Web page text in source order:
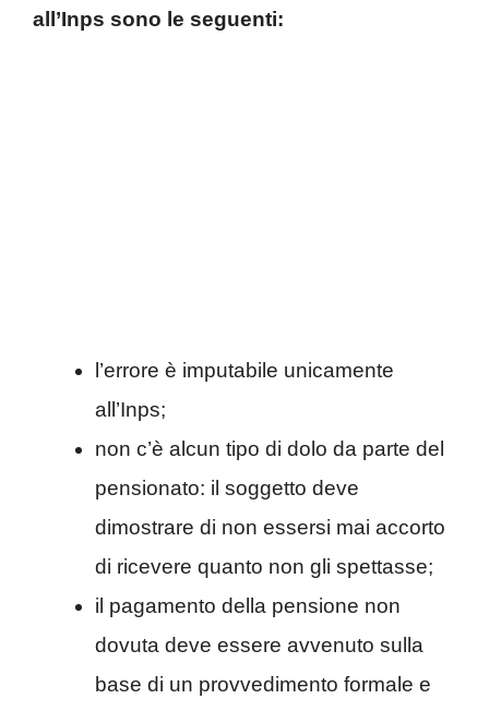
all’Inps sono le seguenti:
l’errore è imputabile unicamente
all’Inps;
non c’è alcun tipo di dolo da parte del
pensionato: il soggetto deve
dimostrare di non essersi mai accorto
di ricevere quanto non gli spettasse;
il pagamento della pensione non
dovuta deve essere avvenuto sulla
base di un provvedimento formale e